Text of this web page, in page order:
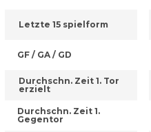
Letzte 15 spielform
GF / GA / GD
Durchschn. Zeit 1. Tor
erzielt
Durchschn. Zeit 1.
Gegentor